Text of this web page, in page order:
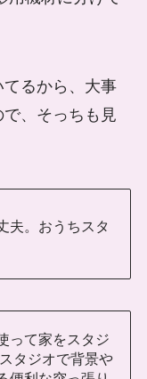
るから、大事
、そっちも見
夫。おうちスタ
って家をスタジ
タジオで背景や